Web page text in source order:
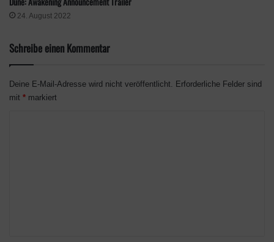
24. August 2022
Schreibe einen Kommentar
Deine E-Mail-Adresse wird nicht veröffentlicht. Erforderliche Felder sind
mit * markiert